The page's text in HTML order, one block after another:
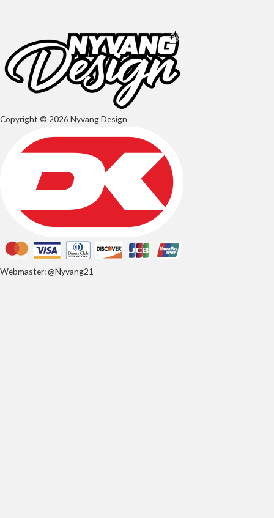
Copyright © 2026 Nyvang Design
Webmaster: @Nyvang21